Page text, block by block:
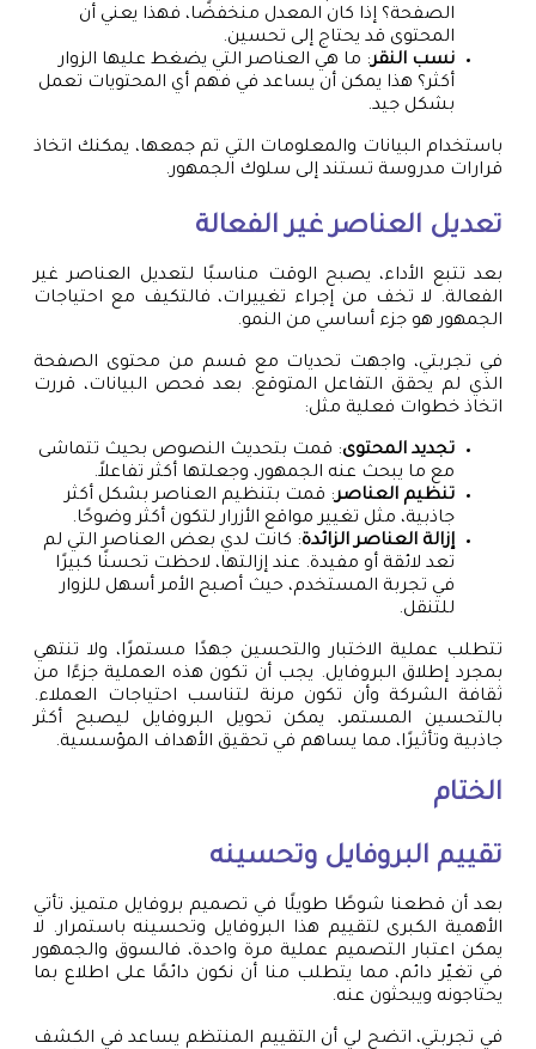
الصفحة؟ إذا كان المعدل منخفضًا، فهذا يعني أن
المحتوى قد يحتاج إلى تحسين.
نسب النقر: ما هي العناصر التي يضغط عليها الزوار
أكثر؟ هذا يمكن أن يساعد في فهم أي المحتويات تعمل
بشكل جيد.
باستخدام البيانات والمعلومات التي تم جمعها، يمكنك اتخاذ
قرارات مدروسة تستند إلى سلوك الجمهور.
تعديل العناصر غير الفعالة
بعد تتبع الأداء، يصبح الوقت مناسبًا لتعديل العناصر غير
الفعالة. لا تخف من إجراء تغييرات، فالتكيف مع احتياجات
الجمهور هو جزء أساسي من النمو.
في تجربتي، واجهت تحديات مع قسم من محتوى الصفحة
الذي لم يحقق التفاعل المتوقع. بعد فحص البيانات، قررت
اتخاذ خطوات فعلية مثل:
تجديد المحتوى: قمت بتحديث النصوص بحيث تتماشى
مع ما يبحث عنه الجمهور، وجعلتها أكثر تفاعلاً.
تنظيم العناصر: قمت بتنظيم العناصر بشكل أكثر
جاذبية، مثل تغيير مواقع الأزرار لتكون أكثر وضوحًا.
إزالة العناصر الزائدة: كانت لدي بعض العناصر التي لم
تعد لائقة أو مفيدة. عند إزالتها، لاحظت تحسنًا كبيرًا
في تجربة المستخدم، حيث أصبح الأمر أسهل للزوار
للتنقل.
تتطلب عملية الاختبار والتحسين جهدًا مستمرًا، ولا تنتهي
بمجرد إطلاق البروفايل. يجب أن تكون هذه العملية جزءًا من
ثقافة الشركة وأن تكون مرنة لتناسب احتياجات العملاء.
بالتحسين المستمر، يمكن تحويل البروفايل ليصبح أكثر
جاذبية وتأثيرًا، مما يساهم في تحقيق الأهداف المؤسسية.
الختام
تقييم البروفايل وتحسينه
بعد أن قطعنا شوطًا طويلًا في تصميم بروفايل متميز، تأتي
الأهمية الكبرى لتقييم هذا البروفايل وتحسينه باستمرار. لا
يمكن اعتبار التصميم عملية مرة واحدة، فالسوق والجمهور
في تغيّر دائم، مما يتطلب منا أن نكون دائمًا على اطلاع بما
يحتاجونه ويبحثون عنه.
في تجربتي، اتضح لي أن التقييم المنتظم يساعد في الكشف